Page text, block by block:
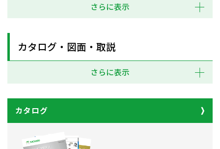
さらに表示
カタログ・図面・取説
さらに表示
カタログ